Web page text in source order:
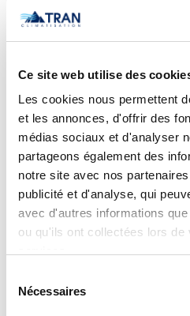
Ce site web utilise des
Les cookies nous permettent
et les annonces, d'offrir des
médias sociaux et d'analyser
partageons également des
notre site avec nos
publicité et d'analyse, qui
avec d'autres informations
ou qu'ils ont collectées lors de
Nécessaires
Dispositif de
ampèremétrique
Dispositif de
CAPACITÉS
1,5 - 4 tonnes
EXIGENCES
208/230 V
ESTHÉTIQUE
Construction en acier
Caisson recouvert à
d’un enduit à l’émail
UNITÉS INTÉRIEURES